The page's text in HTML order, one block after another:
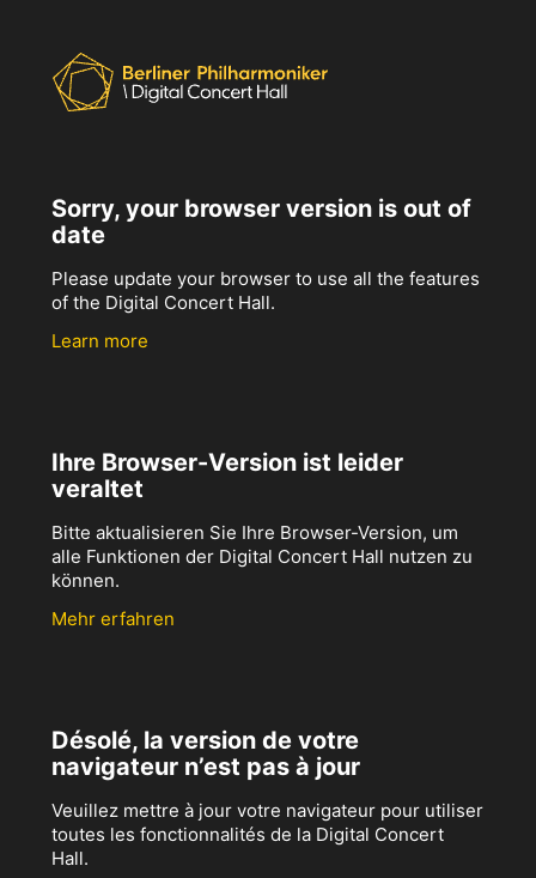
Sorry, your browser version is out of
date
Please update your browser to use all the features
of the Digital Concert Hall.
Learn more
Ihre Browser-Version ist leider
veraltet
Bitte aktualisieren Sie Ihre Browser-Version, um
alle Funktionen der Digital Concert Hall nutzen zu
können.
Mehr erfahren
Désolé, la version de votre
navigateur n’est pas à jour
Veuillez mettre à jour votre navigateur pour utiliser
toutes les fonctionnalités de la Digital Concert
Hall.